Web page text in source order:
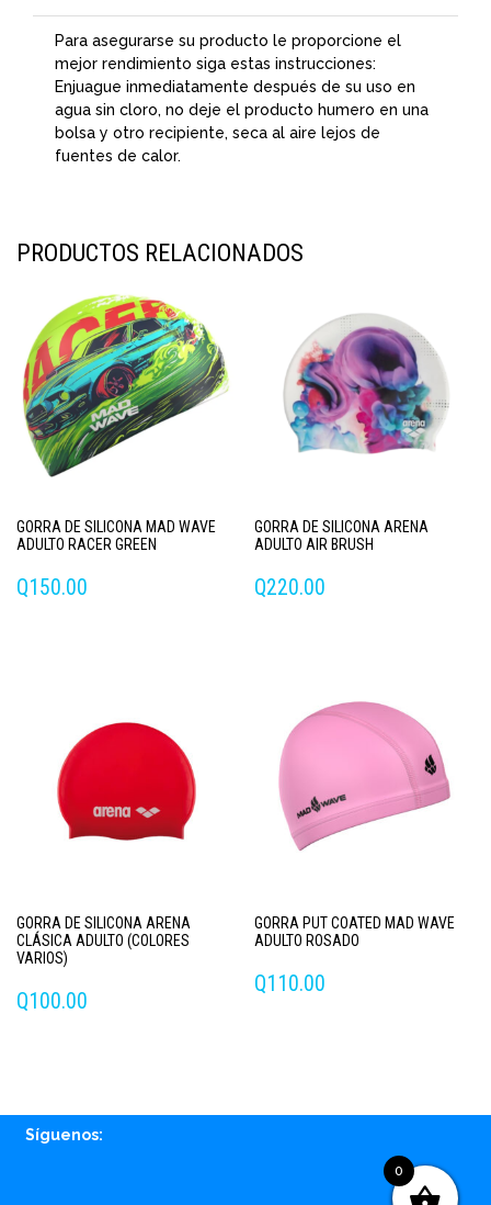
Para asegurarse su producto le proporcione el
mejor rendimiento siga estas instrucciones:
Enjuague inmediatamente después de su uso en
agua sin cloro, no deje el producto humero en una
bolsa y otro recipiente, seca al aire lejos de
fuentes de calor.
PRODUCTOS RELACIONADOS
GORRA DE SILICONA MAD WAVE
ADULTO RACER GREEN
Q150.00
GORRA DE SILICONA ARENA
ADULTO AIR BRUSH
Q220.00
GORRA DE SILICONA ARENA
CLÁSICA ADULTO (COLORES
VARIOS)
Q100.00
múltiples
variantes.
GORRA PUT COATED MAD WAVE
ADULTO ROSADO
Q110.00
Síguenos:
0